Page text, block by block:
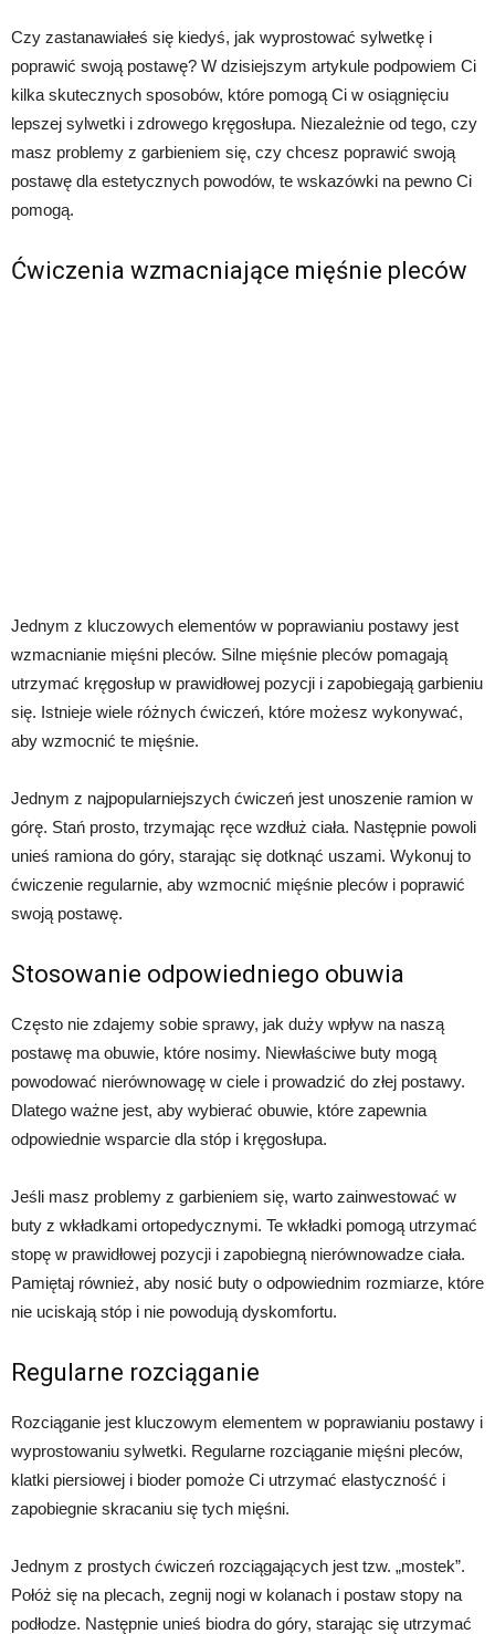
Czy zastanawiałeś się kiedyś, jak wyprostować sylwetkę i
poprawić swoją postawę? W dzisiejszym artykule podpowiem Ci
kilka skutecznych sposobów, które pomogą Ci w osiągnięciu
lepszej sylwetki i zdrowego kręgosłupa. Niezależnie od tego, czy
masz problemy z garbieniem się, czy chcesz poprawić swoją
postawę dla estetycznych powodów, te wskazówki na pewno Ci
pomogą.
Ćwiczenia wzmacniające mięśnie pleców
Jednym z kluczowych elementów w poprawianiu postawy jest
wzmacnianie mięśni pleców. Silne mięśnie pleców pomagają
utrzymać kręgosłup w prawidłowej pozycji i zapobiegają garbieniu
się. Istnieje wiele różnych ćwiczeń, które możesz wykonywać,
aby wzmocnić te mięśnie.
Jednym z najpopularniejszych ćwiczeń jest unoszenie ramion w
górę. Stań prosto, trzymając ręce wzdłuż ciała. Następnie powoli
unieś ramiona do góry, starając się dotknąć uszami. Wykonuj to
ćwiczenie regularnie, aby wzmocnić mięśnie pleców i poprawić
swoją postawę.
Stosowanie odpowiedniego obuwia
Często nie zdajemy sobie sprawy, jak duży wpływ na naszą
postawę ma obuwie, które nosimy. Niewłaściwe buty mogą
powodować nierównowagę w ciele i prowadzić do złej postawy.
Dlatego ważne jest, aby wybierać obuwie, które zapewnia
odpowiednie wsparcie dla stóp i kręgosłupa.
Jeśli masz problemy z garbieniem się, warto zainwestować w
buty z wkładkami ortopedycznymi. Te wkładki pomogą utrzymać
stopę w prawidłowej pozycji i zapobiegną nierównowadze ciała.
Pamiętaj również, aby nosić buty o odpowiednim rozmiarze, które
nie uciskają stóp i nie powodują dyskomfortu.
Regularne rozciąganie
Rozciąganie jest kluczowym elementem w poprawianiu postawy i
wyprostowaniu sylwetki. Regularne rozciąganie mięśni pleców,
klatki piersiowej i bioder pomoże Ci utrzymać elastyczność i
zapobiegnie skracaniu się tych mięśni.
Jednym z prostych ćwiczeń rozciągających jest tzw. „mostek”.
Połóż się na plecach, zegnij nogi w kolanach i postaw stopy na
podłodze. Następnie unieś biodra do góry, starając się utrzymać